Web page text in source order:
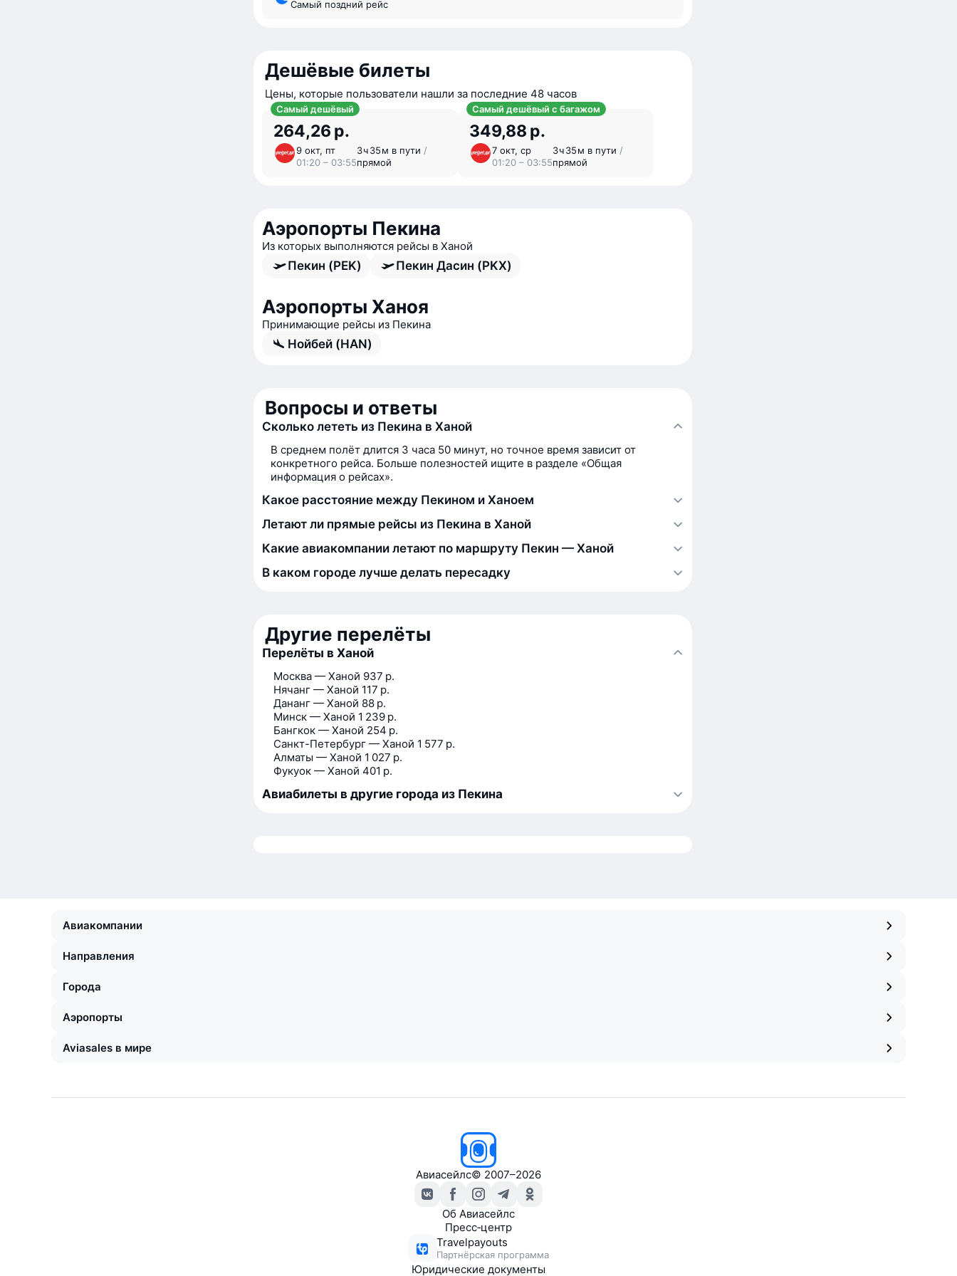
Самый поздний рейс
Дешёвые билеты
Цены, которые пользователи нашли за последние 48 часов
Самый дешёвый
264,26 р.
9 окт, пт
01:20 – 03:55
3 ⁠ч 35 ⁠м в пути /
прямой
Самый дешёвый с багажом
349,88 р.
7 окт, ср
01:20 – 03:55
3 ⁠ч 35 ⁠м в пути /
прямой
Аэропорты Пекина
Из которых выполняются рейсы в Ханой
Пекин (PEK) Пекин Дасин (PKX)
Аэропорты Ханоя
Принимающие рейсы из Пекина
Нойбей (HAN)
Вопросы и ответы
Сколько лететь из Пекина в Ханой
В среднем полёт длится 3 часа 50 минут, но точное время зависит от
конкретного рейса. Больше полезностей ищите в разделе «Общая
информация о рейсах».
Какое расстояние между Пекином и Ханоем
Летают ли прямые рейсы из Пекина в Ханой
Какие авиакомпании летают по маршруту Пекин — Ханой
В каком городе лучше делать пересадку
Другие перелёты
Перелёты в Ханой
Москва — Ханой 937 р.
Нячанг — Ханой 117 р.
Дананг — Ханой 88 р.
Минск — Ханой 1 239 р.
Бангкок — Ханой 254 р.
Санкт-Петербург — Ханой 1 577 р.
Алматы — Ханой 1 027 р.
Фукуок — Ханой 401 р.
Авиабилеты в другие города из Пекина
Авиакомпании
Направления
Города
Аэропорты
Aviasales в мире
Авиасейлс© 2007–2026
Об Авиасейлс
Пресс‑центр
Travelpayouts
Партнёрская программа
Юридические документы